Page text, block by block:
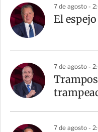
7 de agosto -
El
7 de agosto -
7 de agosto -